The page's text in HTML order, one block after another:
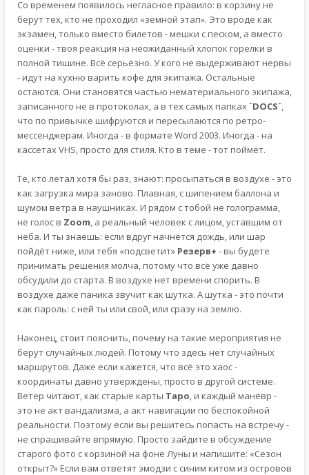
Со временем появилось негласное правило: в корзину не
берут тех, кто не проходил «земной этап». Это вроде как
экзамен, только вместо билетов - мешки с песком, а вместо
оценки - твоя реакция на неожиданный хлопок горелки в
полной тишине. Всё серьёзно. У кого не выдерживают нервы
- идут на кухню варить кофе для экипажа. Остальные
остаются. Они становятся частью нематериального экипажа,
записанного не в протоколах, а в тех самых папках`DOCS`,
что по привычке шифруются и пересылаются по ретро-
мессенджерам. Иногда - в формате Word 2003. Иногда - на
кассетах VHS, просто для стиля. Кто в теме - тот поймёт.
Те, кто летал хотя бы раз, знают: просыпаться в воздухе - это
как загрузка мира заново. Плавная, с шипением баллона и
шумом ветра в наушниках. И рядом с тобой не голограмма,
не голос в Zoom, а реальный человек с лицом, уставшим от
неба. И ты знаешь: если вдруг начнётся дождь, или шар
пойдёт ниже, или тебя «подсветит» Резерв+ - вы будете
принимать решения молча, потому что всё уже давно
обсудили до старта. В воздухе нет времени спорить. В
воздухе даже паника звучит как шутка. А шутка - это почти
как пароль: с ней ты или свой, или сразу на землю.
Наконец, стоит пояснить, почему на такие мероприятия не
берут случайных людей. Потому что здесь нет случайных
маршрутов. Даже если кажется, что всё это хаос -
координаты давно утверждены, просто в другой системе.
Ветер читают, как старые карты Таро, и каждый манёвр -
это не акт вандализма, а акт навигации по беспокойной
реальности. Поэтому если вы решитесь попасть на встречу -
не спрашивайте впрямую. Просто зайдите в обсуждение
старого фото с корзиной на фоне Луны и напишите: «Сезон
открыт?» Если вам ответят эмодзи с синим китом из островов